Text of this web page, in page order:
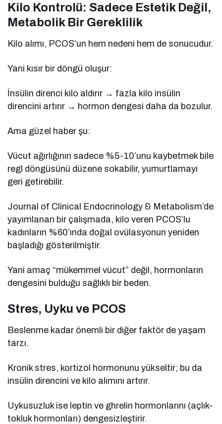
Kilo Kontrolü: Sadece Estetik Değil,
Metabolik Bir Gereklilik
Kilo alımı, PCOS’un hem nedeni hem de sonucudur.
Yani kısır bir döngü oluşur:
İnsülin direnci kilo aldırır → fazla kilo insülin
direncini artırır → hormon dengesi daha da bozulur.
Ama güzel haber şu:
Vücut ağırlığının sadece %5-10’unu kaybetmek bile
regl döngüsünü düzene sokabilir, yumurtlamayı
geri getirebilir.
Journal of Clinical Endocrinology & Metabolism’de
yayımlanan bir çalışmada, kilo veren PCOS’lu
kadınların %60’ında doğal ovülasyonun yeniden
başladığı gösterilmiştir.
Yani amaç “mükemmel vücut” değil, hormonların
dengesini bulduğu sağlıklı bir beden.
Stres, Uyku ve PCOS
Beslenme kadar önemli bir diğer faktör de yaşam
tarzı.
Kronik stres, kortizol hormonunu yükseltir; bu da
insülin direncini ve kilo alımını artırır.
Uykusuzluk ise leptin ve ghrelin hormonlarını (açlık-
tokluk hormonları) dengesizleştirir.